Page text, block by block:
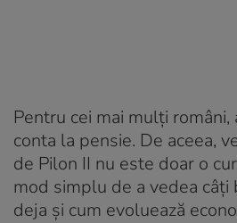
Pentru cei mai mulți români,
conta la pensie. De aceea,
de Pilon II nu este doar o
mod simplu de a vedea câți
deja și cum evoluează